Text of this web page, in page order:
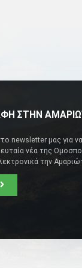
ΣΤΗΝ
newsletter μας για
νέα της
την